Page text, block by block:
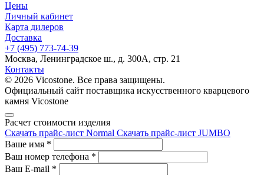
Цены
Личный кабинет
Карта дилеров
Доставка
+7 (495) 773-74-39
Москва, Ленинградское ш., д. 300А, стр. 21
Контакты
© 2026 Vicostone. Все права защищены.
Официальный сайт поставщика искусственного кварцевого
камня Vicostone
Расчет стоимости изделия
Скачать прайс-лист Normal Скачать прайс-лист JUMBO
Ваше имя *
Ваш номер телефона *
Ваш E-mail *